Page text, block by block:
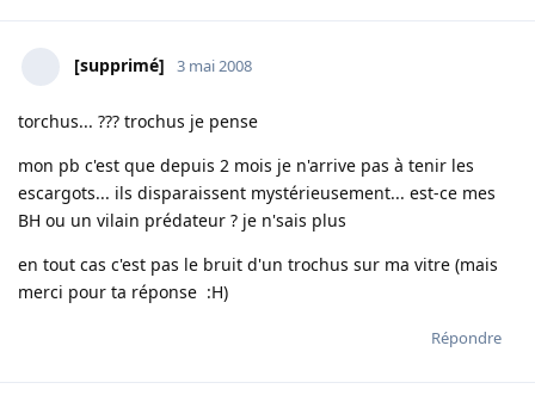
[supprimé] 3 mai 2008
torchus... ??? trochus je pense
mon pb c'est que depuis 2 mois je n'arrive pas à tenir les
escargots... ils disparaissent mystérieusement... est-ce mes
BH ou un vilain prédateur ? je n'sais plus
en tout cas c'est pas le bruit d'un trochus sur ma vitre (mais
merci pour ta réponse :H)
Répondre